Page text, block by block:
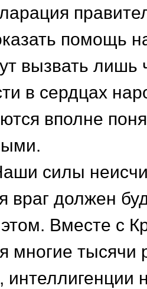
помощь
вызвать лишь
в сердцах
вполне
силы
враг должен
Вместе с
многие тысячи
интеллигенции